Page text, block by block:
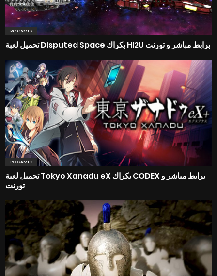
PC GAMES
تحميل لعبة Disputed Space بكراك HI2U برابط مباشر و تورنت
PC GAMES
تحميل لعبة Tokyo Xanadu eX بكراك CODEX برابط مباشر و
تورنت